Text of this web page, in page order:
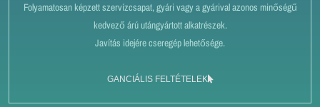
Folyamatosan képzett szervízcsapat, gyári vagy a gyárival azonos minőségű
kedvező árú utángyártott alkatrészek.
Javítás idejére cseregép lehetősége.
GANCIÁLIS FELTÉTELEK